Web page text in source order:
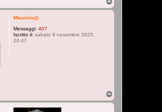
o
p
Maurizio@
Messaggi: 407
Iscritto il: sabato 8 novembre 2025,
20:47
o
p